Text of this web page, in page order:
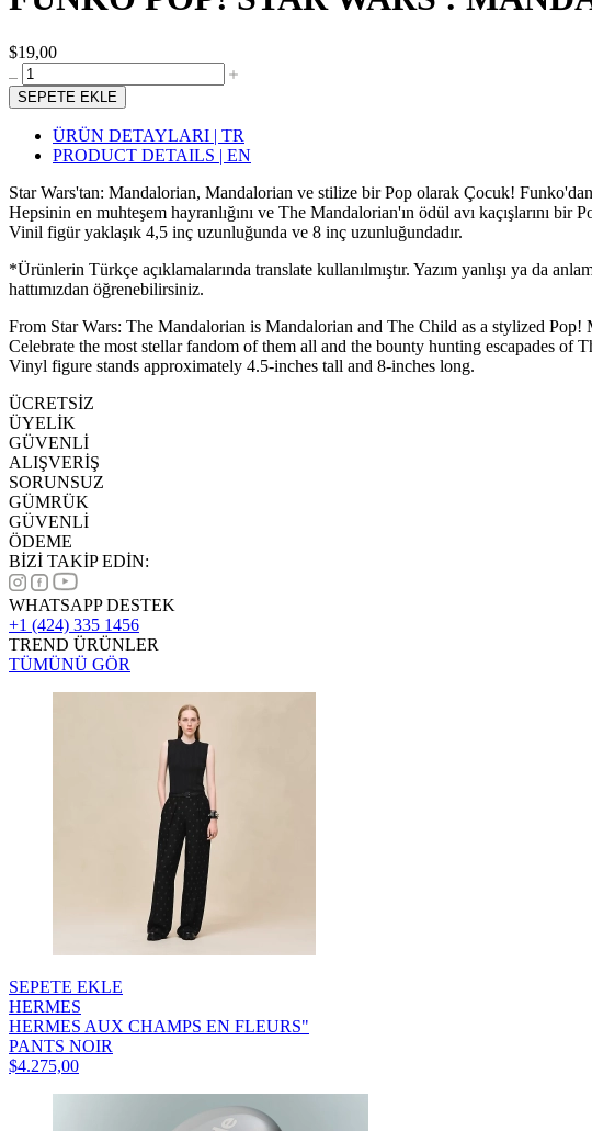
$19,00
SEPETE EKLE
ÜRÜN DETAYLARI | TR
PRODUCT DETAILS | EN
Star Wars'tan: Mandalorian, Mandalorian ve stilize bir Pop olarak Çocuk!
Hepsinin en muhteşem hayranlığını ve The Mandalorian'ın ödül avı kaçışlarını
Vinil figür yaklaşık 4,5 inç uzunluğunda ve 8 inç uzunluğundadır.
*Ürünlerin Türkçe açıklamalarında translate kullanılmıştır. Yazım yanlışı ya da
hattımızdan öğrenebilirsiniz.
From Star Wars: The Mandalorian is Mandalorian and The Child as a stylized
Celebrate the most stellar fandom of them all and the bounty hunting escapades
Vinyl figure stands approximately 4.5-inches tall and 8-inches long.
ÜCRETSİZ
ÜYELİK
GÜVENLİ
ALIŞVERİŞ
SORUNSUZ
GÜMRÜK
GÜVENLİ
ÖDEME
BİZİ TAKİP EDİN:
WHATSAPP DESTEK
+1 (424) 335 1456
TREND ÜRÜNLER
TÜMÜNÜ GÖR
SEPETE EKLE
HERMES
HERMES AUX CHAMPS EN FLEURS"
PANTS NOIR
$4.275,00